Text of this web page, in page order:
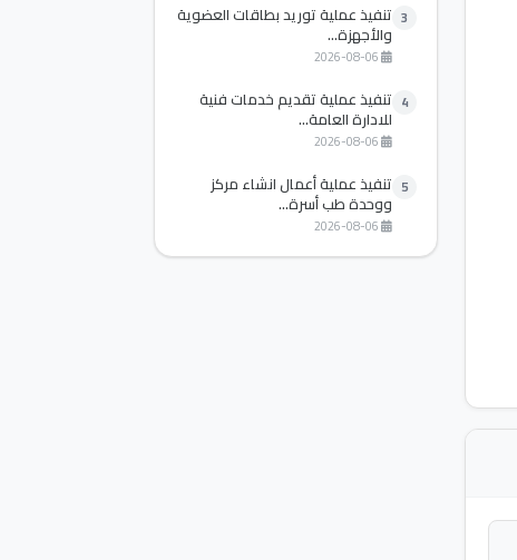
3 تنفيذ عملية توريد بطاقات العضوية
والأجهزة...
4 تنفيذ عملية تقديم خدمات فنية
للادارة العامة...
5 تنفيذ عملية أعمال انشاء مركز
ووحدة طب أسرة...